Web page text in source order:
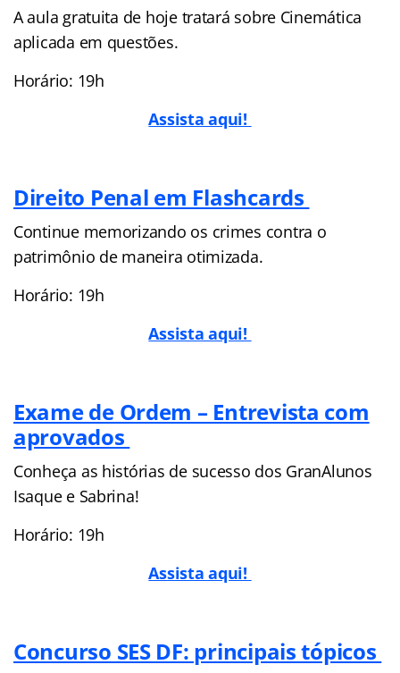
A aula gratuita de hoje tratará sobre Cinemática
aplicada em questões.
Horário: 19h
Assista aqui!
Direito Penal em Flashcards
Continue memorizando os crimes contra o
patrimônio de maneira otimizada.
Horário: 19h
Assista aqui!
Exame de Ordem – Entrevista com
aprovados
Conheça as histórias de sucesso dos GranAlunos
Isaque e Sabrina!
Horário: 19h
Assista aqui!
Concurso SES DF: principais tópicos